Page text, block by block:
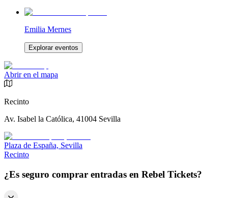
Emilia Mernes
Explorar eventos
Abrir en el mapa
Recinto
Av. Isabel la Católica, 41004 Sevilla
Plaza de España, Sevilla
Recinto
¿Es seguro comprar entradas en Rebel Tickets?